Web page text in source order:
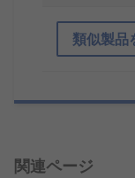
類似製品
関連ページ